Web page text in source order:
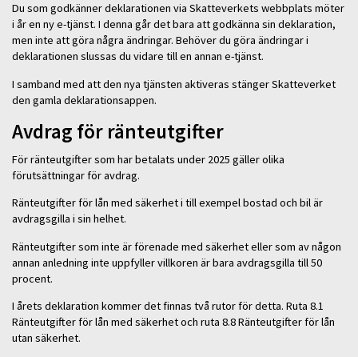
Du som godkänner deklarationen via Skatteverkets webbplats möter
i år en ny e-tjänst. I denna går det bara att godkänna sin deklaration,
men inte att göra några ändringar. Behöver du göra ändringar i
deklarationen slussas du vidare till en annan e-tjänst.
I samband med att den nya tjänsten aktiveras stänger Skatteverket
den gamla deklarationsappen.
Avdrag för ränteutgifter
För ränteutgifter som har betalats under 2025 gäller olika
förutsättningar för avdrag.
Ränteutgifter för lån med säkerhet i till exempel bostad och bil är
avdragsgilla i sin helhet.
Ränteutgifter som inte är förenade med säkerhet eller som av någon
annan anledning inte uppfyller villkoren är bara avdragsgilla till 50
procent.
I årets deklaration kommer det finnas två rutor för detta. Ruta 8.1
Ränteutgifter för lån med säkerhet och ruta 8.8 Ränteutgifter för lån
utan säkerhet.